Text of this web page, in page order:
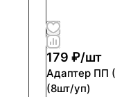
179 ₽/шт
Адаптер ПП
(8шт/уп)